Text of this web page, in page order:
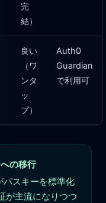
完
結）
良い
（ワ
ンタ
ッ
プ）
Auth0
Guardian
で利用可
の移行
スキーを標準化
が主流になりつつ